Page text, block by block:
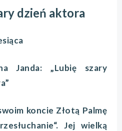
dzień aktora
Janda: „Lubię szary
koncie Złotą Palmę
Jej wielką